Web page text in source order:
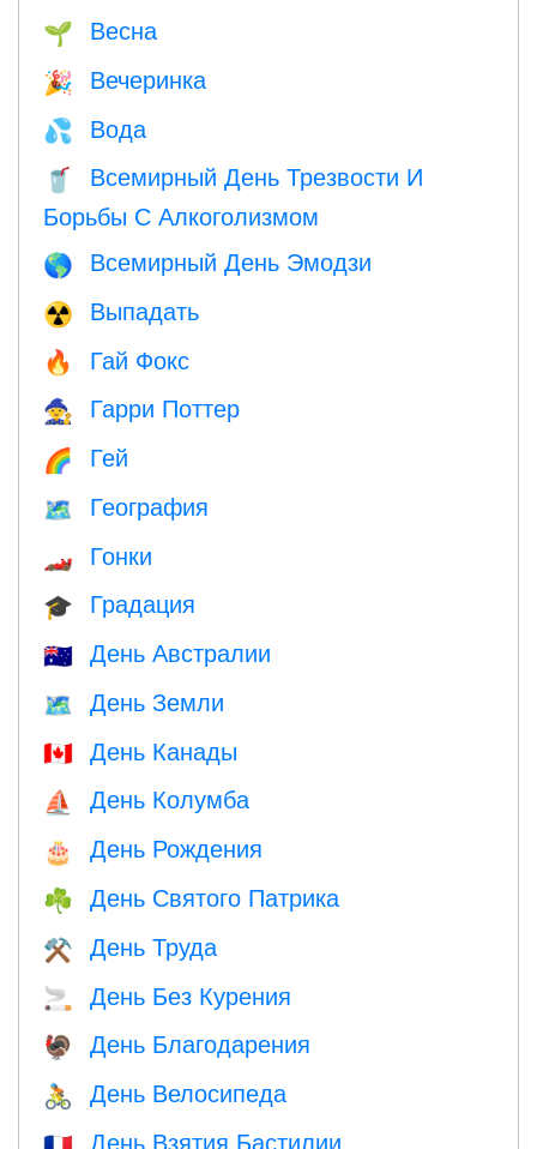
🌱 Весна
🎉 Вечеринка
💦 Вода
🥤
Всемирный День Трезвости И
Борьбы С Алкоголизмом
🌎 Всемирный День Эмодзи
☢️ Выпадать
🔥 Гай Фокс
🧙 Гарри Поттер
🌈 Гей
🗺 География
🏎 Гонки
🎓 Градация
🇦🇺 День Австралии
🗺️ День Земли
🇨🇦 День Канады
⛵️ День Колумба
🎂 День Рождения
☘️ День Святого Патрика
⚒️ День Труда
🚬 День Без Курения
🦃 День Благодарения
🚴 День Велосипеда
День Взятия Бастилии